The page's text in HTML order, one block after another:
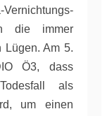
die immer
Lügen. Am 5.
Ö3, dass
als
um einen